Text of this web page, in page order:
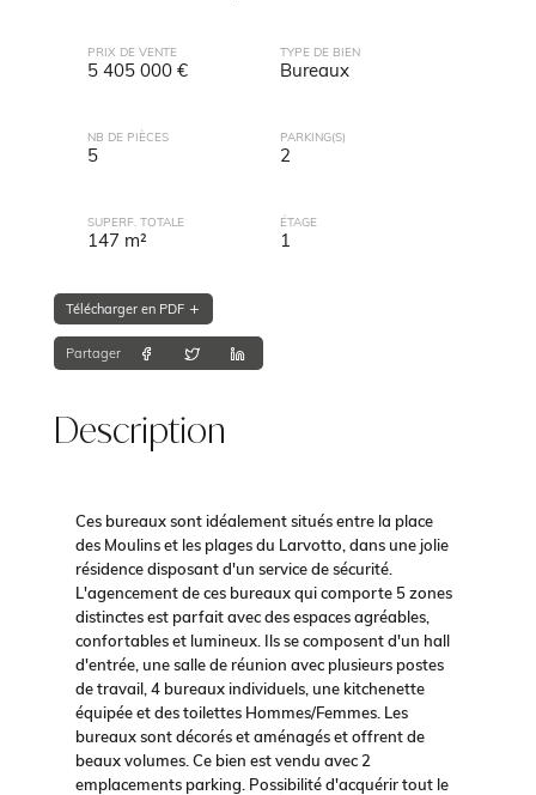
PRIX DE VENTE
5 405 000 €
TYPE DE BIEN
Bureaux
NB DE PIÈCES
5
PARKING(S)
2
SUPERF. TOTALE
147 m²
ÉTAGE
1
Télécharger en PDF
Partager
Description
Ces bureaux sont idéalement situés entre la place
des Moulins et les plages du Larvotto, dans une jolie
résidence disposant d'un service de sécurité.
L'agencement de ces bureaux qui comporte 5 zones
distinctes est parfait avec des espaces agréables,
confortables et lumineux. Ils se composent d'un hall
d'entrée, une salle de réunion avec plusieurs postes
de travail, 4 bureaux individuels, une kitchenette
équipée et des toilettes Hommes/Femmes. Les
bureaux sont décorés et aménagés et offrent de
beaux volumes. Ce bien est vendu avec 2
emplacements parking. Possibilité d'acquérir tout le